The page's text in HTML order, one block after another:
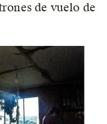
de vuelo de